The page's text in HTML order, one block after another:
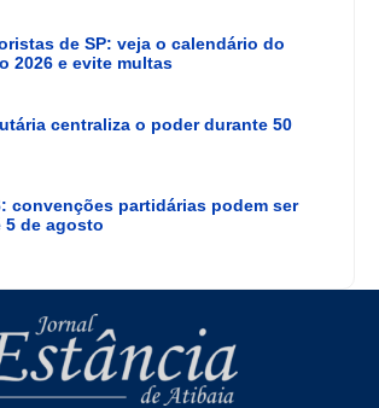
de SP: veja o calendário do
2026 e evite multas
centraliza o poder durante 50
convenções partidárias podem ser
5 de agosto